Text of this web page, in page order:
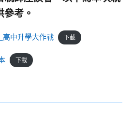
考。
高中升學大作戰 下載
下載